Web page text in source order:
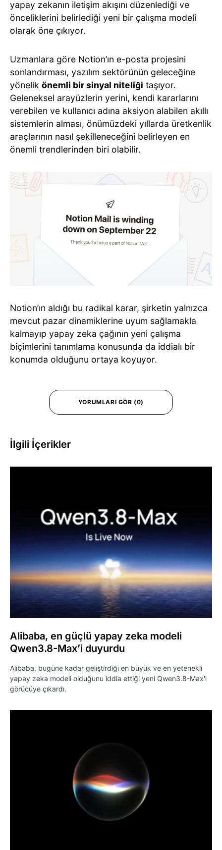
yapay zekanın iletişim akışını düzenlediği ve
önceliklerini belirlediği yeni bir çalışma modeli
olarak öne çıkıyor.
Uzmanlara göre Notion’ın e-posta projesini
sonlandırması, yazılım sektörünün geleceğine
yönelik önemli bir sinyal niteliği taşıyor.
Geleneksel arayüzlerin yerini, kendi kararlarını
verebilen ve kullanıcı adına aksiyon alabilen akıllı
sistemlerin alması, önümüzdeki yıllarda üretkenlik
araçlarının nasıl şekilleneceğini belirleyen en
önemli trendlerinden biri olabilir.
Notion’ın aldığı bu radikal karar, şirketin yalnızca
mevcut pazar dinamiklerine uyum sağlamakla
kalmayıp yapay zeka çağının yeni çalışma
biçimlerini tanımlama konusunda da iddialı bir
konumda olduğunu ortaya koyuyor.
YORUMLARI GÖR (0)
İlgili İçerikler
Alibaba, en güçlü yapay zeka modeli
Qwen3.8-Max’i duyurdu
Alibaba, bugüne kadar geliştirdiği en büyük ve en yetenekli
yapay zeka modeli olduğunu iddia ettiği yeni Qwen3.8-Max'i
görücüye çıkardı.